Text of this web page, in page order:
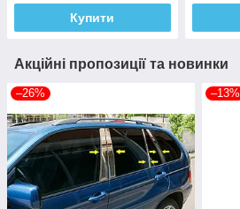
Купити
Акційні пропозиції та новинки
–26% –13%